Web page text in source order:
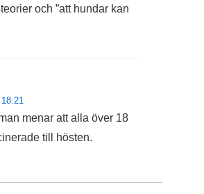
och ”att hundar kan
menar att alla över 18
till hösten.